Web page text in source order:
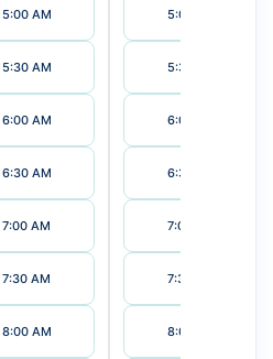
5:00 AM
5:30 AM
6:00 AM
6:30 AM
7:00 AM
7:30 AM
8:00 AM
5:00 AM
5:30 AM
6:00 AM
6:30 AM
7:00 AM
7:30 AM
8:00 AM